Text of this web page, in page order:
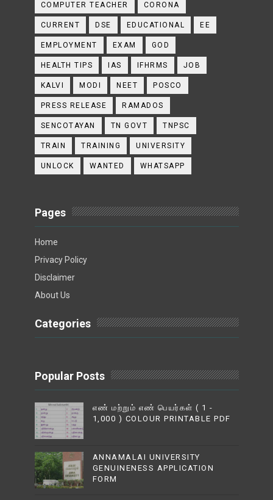
COMPUTER TEACHER CORONA
CURRENT DSE EDUCATIONAL EE
EMPLOYMENT EXAM GOD
HEALTH TIPS IAS IFHRMS JOB
KALVI MODI NEET POSCO
PRESS RELEASE RAMADOS
SENCOTAYAN TN GOVT TNPSC
TRAIN TRAINING UNIVERSITY
UNLOCK WANTED WHATSAPP
Pages
Home
Privacy Policy
Disclaimer
About Us
Categories
Popular Posts
எண் மற்றும் எண் பெயர்கள் ( 1 -
1,000 ) COLOUR PRINTABLE PDF
ANNAMALAI UNIVERSITY
GENUINENESS APPLICATION
FORM